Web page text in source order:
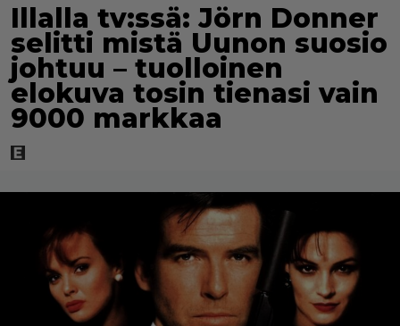
Illalla tv:ssä: Jörn Donner
selitti mistä Uunon suosio
johtuu – tuolloinen
elokuva tosin tienasi vain
9000 markkaa